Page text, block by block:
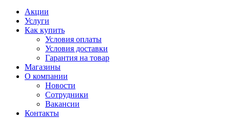
Акции
Услуги
Как купить
Условия оплаты
Условия доставки
Гарантия на товар
Магазины
О компании
Новости
Сотрудники
Вакансии
Контакты